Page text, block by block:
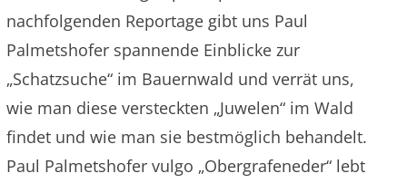
nachfolgenden Reportage gibt uns Paul
Palmetshofer spannende Einblicke zur
„Schatzsuche“ im Bauernwald und verrät uns,
wie man diese versteckten „Juwelen“ im Wald
findet und wie man sie bestmöglich behandelt.
Paul Palmetshofer vulgo „Obergrafeneder“ lebt